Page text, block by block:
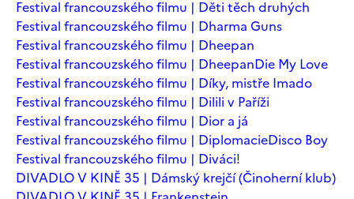
Festival francouzského filmu | Děti těch druhých
Festival francouzského filmu | Dharma Guns
Festival francouzského filmu | Dheepan
Festival francouzského filmu | DheepanDie My Love
Festival francouzského filmu | Díky, mistře Imado
Festival francouzského filmu | Dilili v Paříži
Festival francouzského filmu | Dior a já
Festival francouzského filmu | DiplomacieDisco Boy
Festival francouzského filmu | Diváci!
DIVADLO V KINĚ 35 | Dámský krejčí (Činoherní klub)